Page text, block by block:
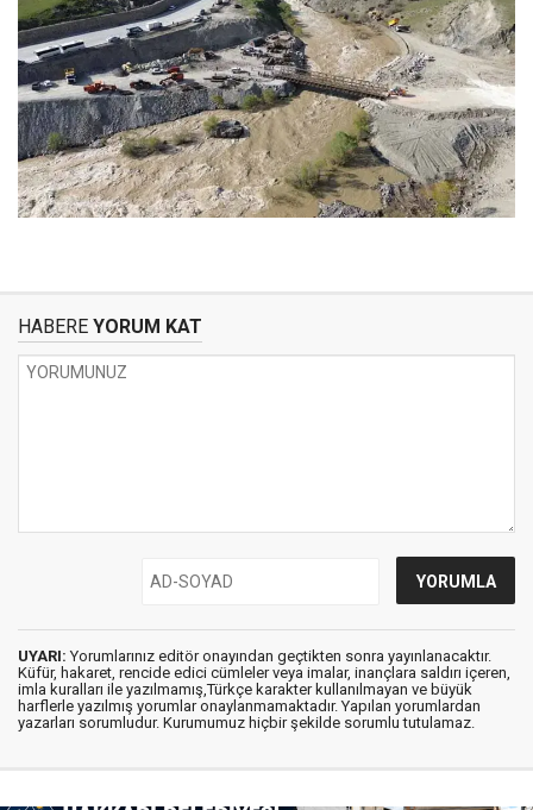
HABERE YORUM KAT
UYARI: Yorumlarınız editör onayından geçtikten sonra yayınlanacaktır.
Küfür, hakaret, rencide edici cümleler veya imalar, inançlara saldırı içeren,
imla kuralları ile yazılmamış,Türkçe karakter kullanılmayan ve büyük
harflerle yazılmış yorumlar onaylanmamaktadır. Yapılan yorumlardan
yazarları sorumludur. Kurumumuz hiçbir şekilde sorumlu tutulamaz.